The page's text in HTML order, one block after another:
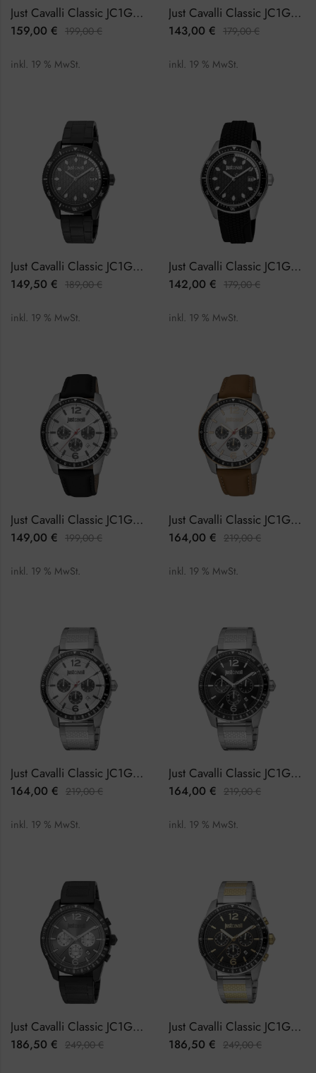
Just Cavalli Classic JC1G176M0165 Herrenuhr
159,00 € 199,00€
inkl. 19 % MwSt.
Just Cavalli Classic JC1G179M0075 Herrenuhr
143,00 € 179,00€
inkl. 19 % MwSt.
Just Cavalli Classic JC1G179M0085 Herrenuhr
149,50 € 189,00€
inkl. 19 % MwSt.
Just Cavalli Classic JC1G179P0025 Herrenuhr
142,00 € 179,00€
inkl. 19 % MwSt.
Just Cavalli Classic JC1G204L0015 Herrenuhr Chronograph
149,00 € 199,00€
inkl. 19 % MwSt.
Just Cavalli Classic JC1G204L0035 Herrenuhr Chronograph
164,00 € 219,00€
inkl. 19 % MwSt.
Just Cavalli Classic JC1G204M0045 Herrenuhr Chronograph
164,00 € 219,00€
inkl. 19 % MwSt.
Just Cavalli Classic JC1G204M0055 Herrenuhr Chronograph
164,00 € 219,00€
inkl. 19 % MwSt.
Just Cavalli Classic JC1G204M0065 Herrenuhr Chronograph
186,50 € 249,00€
Just Cavalli Classic JC1G204M0075 Herrenuhr Chronograph
186,50 € 249,00€